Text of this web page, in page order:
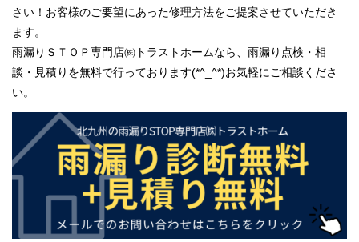
さい！お客様のご要望にあった修理方法をご提案させていただき
ます。
雨漏りＳＴＯＰ専門店㈱トラストホームなら、雨漏り点検・相
談・見積りを無料で行っております(*^_^*)お気軽にご相談くださ
い。